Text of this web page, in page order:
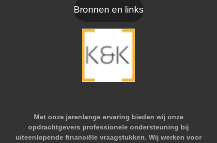
Bronnen en links
Met onze jarenlange ervaring bieden wij onze
opdrachtgevers professionele ondersteuning bij
uiteenlopende financiële vraagstukken. Wij werken voor